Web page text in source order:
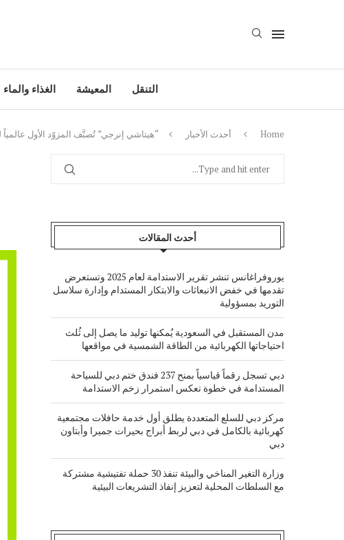
التنقل المعيشة الغذاء والماء
Home أحدث الأخبار
“هيتاشي إنرجي” تُصنَّف المزوّد الأول
أحدث المقالات
يوروفراغانس تنشر تقرير الاستدامة لعام 2025 وتستعرض
تقدمها في خفض الانبعاثات والابتكار المستدام وإدارة سلاسل
التوريد بمسؤولية
مدن المستقبل في السعودية يُمكنها توليد ما يصل إلى ثُلث
احتياجاتها الكهربائية من الطاقة الشمسية في مواقعها
دبي تسجل رقماً قياسياً بمنح 237 فندق ختم دبي للسياحة
المستدامة في خطوة تعكس استمرار زخم الاستدامة
مركز دبي للسلع المتعددة يطلق أول خدمة حافلات مجتمعية
كهربائية بالكامل في دبي لربط أبراج بحيرات جميرا وأبتاون
دبي
وزارة التغير المناخي والبيئة تنفذ 30 حملة تفتيشية مشتركة
مع السلطات المحلية لتعزيز إنفاذ التشريعات البيئية